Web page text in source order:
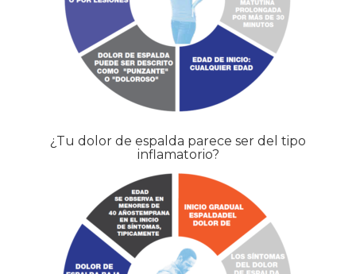
¿Tu dolor de espalda parece ser del tipo
inflamatorio?